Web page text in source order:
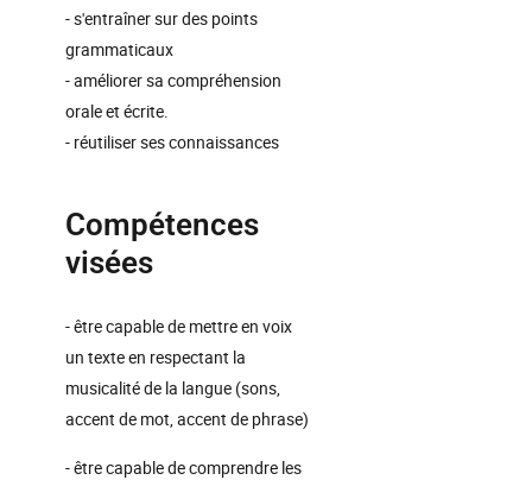
- s'entraîner sur des points
grammaticaux
- améliorer sa compréhension
orale et écrite.
- réutiliser ses connaissances
Compétences
visées
- être capable de mettre en voix
un texte en respectant la
musicalité de la langue (sons,
accent de mot, accent de phrase)
- être capable de comprendre les